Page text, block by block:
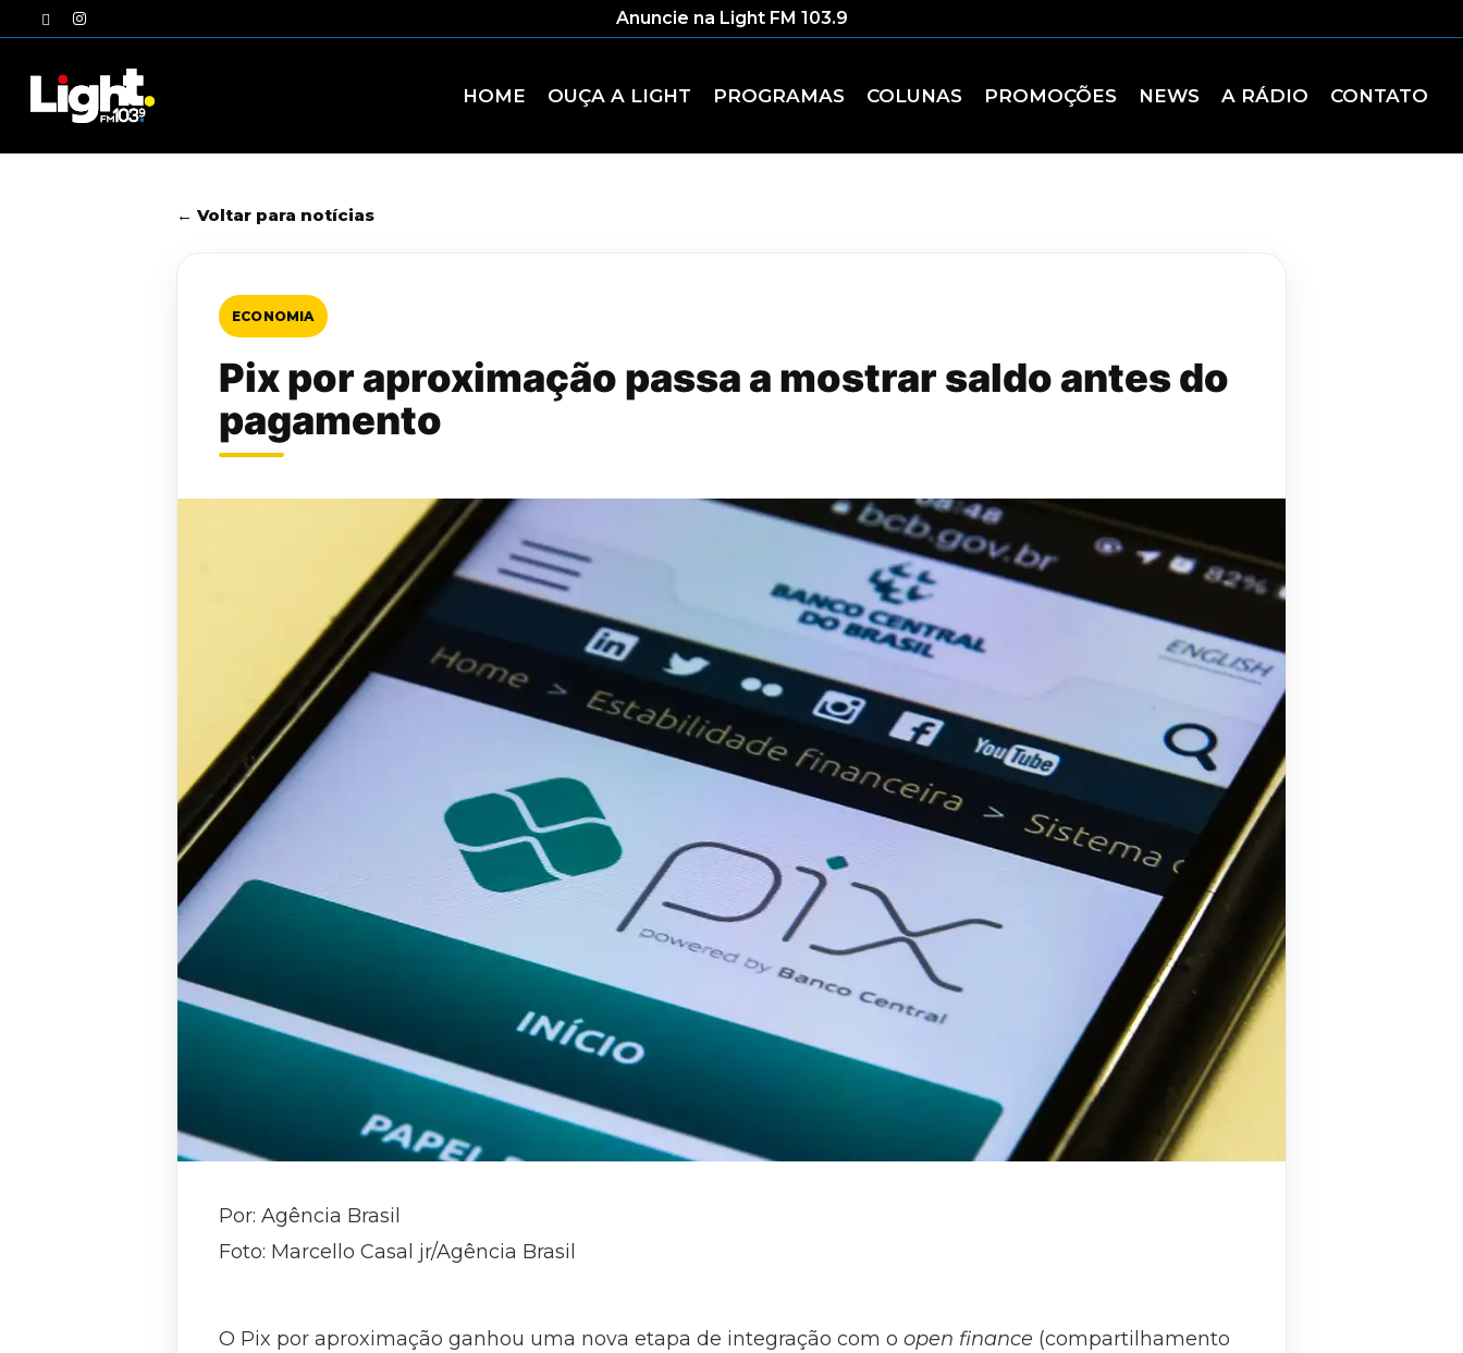
to
twitterinstagram Anuncie na Light FM 103.9
HOME OUÇA A LIGHT PROGRAMAS COLUNAS PROMOÇÕES NEWS A RÁDIO CONTATO
← Voltar para notícias
ECONOMIA
Pix por aproximação passa a mostrar saldo antes do
pagamento
Por: Agência Brasil
Foto: Marcello Casal jr/Agência Brasil
O Pix por aproximação ganhou uma nova etapa de integração com o open finance (compartilhamento